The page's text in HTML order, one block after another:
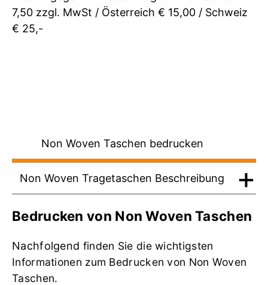
7,50 zzgl. MwSt / Österreich € 15,00 / Schweiz
€ 25,-
Non Woven Taschen bedrucken
Non Woven Tragetaschen Beschreibung
Bedrucken von Non Woven Taschen
Nachfolgend finden Sie die wichtigsten
Informationen zum Bedrucken von Non Woven
Taschen.